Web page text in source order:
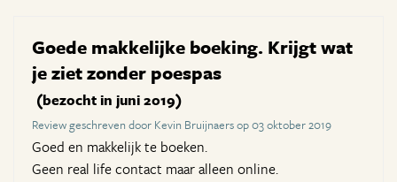
Goede makkelijke boeking. Krijgt wat
je ziet zonder poespas
(bezocht in juni 2019)
Review geschreven door Kevin Bruijnaers op 03 oktober 2019
Goed en makkelijk te boeken.
Geen real life contact maar alleen online.